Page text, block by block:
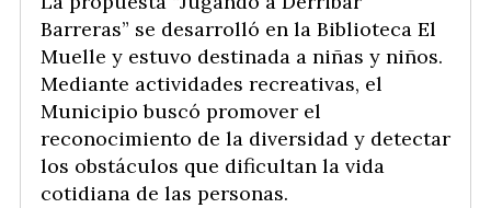
Barreras” se desarrolló en la Biblioteca El
Muelle y estuvo destinada a niñas y niños.
Mediante actividades recreativas, el
Municipio buscó promover el
reconocimiento de la diversidad y detectar
los obstáculos que dificultan la vida
cotidiana de las personas.